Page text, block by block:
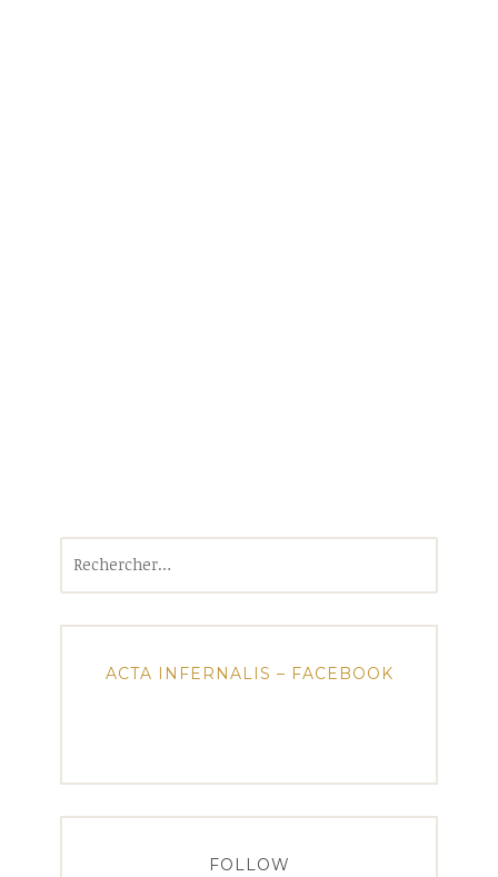
ACTA INFERNALIS – FACEBOOK
FOLLOW